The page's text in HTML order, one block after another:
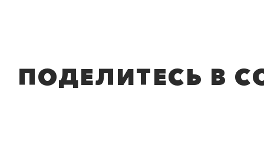
ПОДЕЛИТЕСЬ В